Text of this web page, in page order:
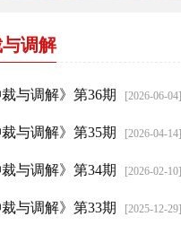
调解
裁与调解》第36期 [2026-06-04]
裁与调解》第35期 [2026-04-14]
裁与调解》第34期 [2026-02-10]
裁与调解》第33期 [2025-12-29]